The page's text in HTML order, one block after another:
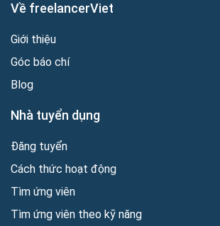
Về freelancerViet
Giới thiệu
Góc báo chí
Blog
Nhà tuyển dụng
Đăng tuyển
Cách thức hoạt động
Tìm ứng viên
Tìm ứng viên theo kỹ năng